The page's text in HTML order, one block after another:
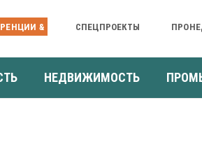
& СПЕЦПРОЕКТЫ
НЕДВИЖИМОСТЬ